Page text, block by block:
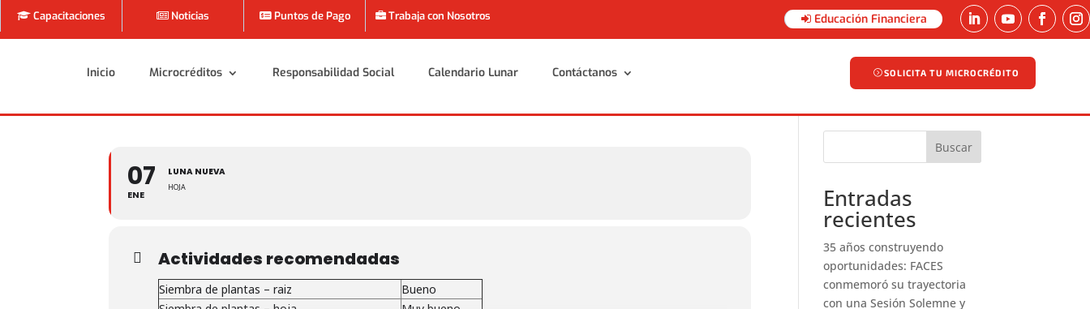
Capacitaciones Noticias Puntos de Pago Trabaja con Nosotros Educación Financiera
Inicio Microcréditos Responsabilidad Social Calendario Lunar Contáctanos SOLICITA TU MICROCRÉDITO
Inicio Microcréditos Responsabilidad Social Calendario Lunar Contáctanos SOLICITA TU MICROCRÉDITO
07
ENE
LUNA NUEVA
HOJA
Actividades recomendadas
Siembra de plantas – raiz
Bueno
Buscar
Entradas
recientes
35 años construyendo
oportunidades: FACES
conmemoró su trayectoria
con una Sesión Solemne y